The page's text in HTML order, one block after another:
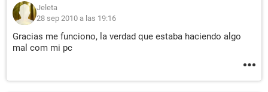
Jeleta
28 sep 2010 a las 19:16
Gracias me funciono, la verdad que estaba haciendo algo
mal com mi pc